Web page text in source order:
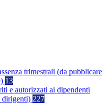
trimestrali (da pubblicare
13
e autorizzati ai dipendenti
dirigenti) 227